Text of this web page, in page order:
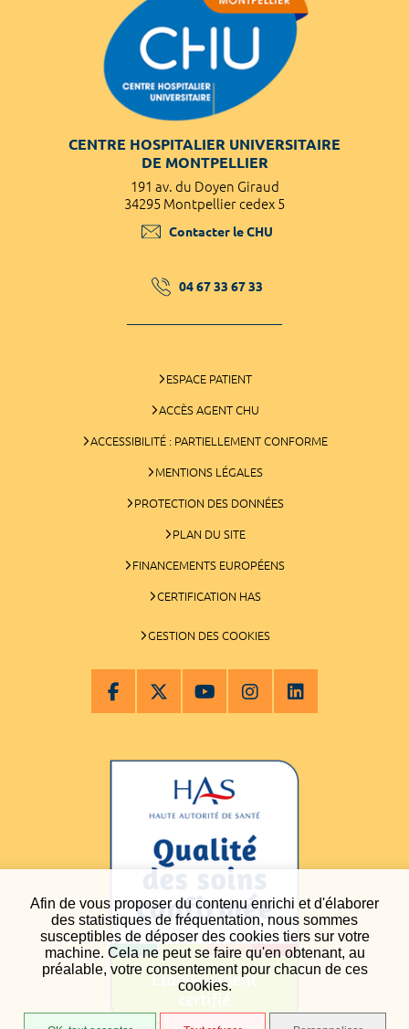
Afin de vous proposer du contenu enrichi et d'élaborer
des statistiques de fréquentation, nous sommes
susceptibles de déposer des cookies tiers sur votre
machine. Cela ne peut se faire qu'en obtenant, au
préalable, votre consentement pour chacun de ces
cookies.
CENTRE HOSPITALIER UNIVERSITAIRE
DE MONTPELLIER
191 av. du Doyen Giraud
34295 Montpellier cedex 5
Contacter le CHU
04 67 33 67 33
ESPACE PATIENT
ACCÈS AGENT CHU
ACCESSIBILITÉ : PARTIELLEMENT CONFORME
MENTIONS LÉGALES
PROTECTION DES DONNÉES
PLAN DU SITE
FINANCEMENTS EUROPÉENS
CERTIFICATION HAS
GESTION DES COOKIES